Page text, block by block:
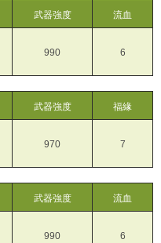
武器強度 流血
990 6
武器強度 福緣
970 7
武器強度 流血
990 6